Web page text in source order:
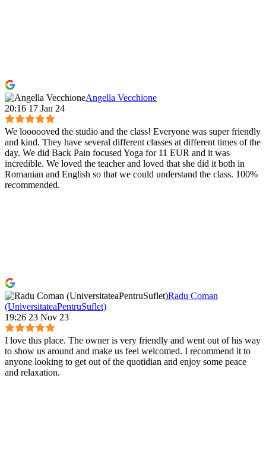
Angella Vecchione
20:16 17 Jan 24
We loooooved the studio and the class! Everyone was super friendly
and kind. They have several different classes at different times of the
day. We did Back Pain focused Yoga for 11 EUR and it was
incredible. We loved the teacher and loved that she did it both in
Romanian and English so that we could understand the class. 100%
recommended.
Radu Coman
(UniversitateaPentruSuflet)
19:26 23 Nov 23
I love this place. The owner is very friendly and went out of his way
to show us around and make us feel welcomed. I recommend it to
anyone looking to get out of the quotidian and enjoy some peace
and relaxation.